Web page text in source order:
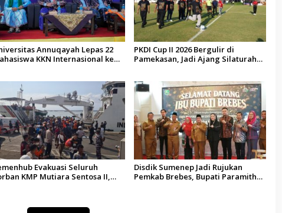
Annuqayah Lepas 22
KKN Internasional ke
PKDI Cup II 2026 Bergulir di
Pamekasan, Jadi Ajang Silaturahmi
Evakuasi Seluruh
KMP Mutiara Sentosa II,
Disdik Sumenep Jadi Rujukan
Pemkab Brebes, Bupati Paramitha